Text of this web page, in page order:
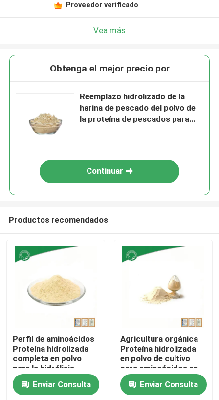
Inicio
Sobre nosotros
Contactos
Proveedor verificado
Vea más
Obtenga el mejor precio por
Reemplazo hidrolizado de la
harina de pescado del polvo de
la proteína de pescados para
Continuar
Productos recomendados
Perfil de aminoácidos
Proteína hidrolizada
completa en polvo
para la hidrólisis
biológica de la
proteasaEnviar Consulta
Agricultura orgánica
Proteína hidrolizada
en polvo de cultivo
para aminoácidos en
polvo
Enviar Consulta